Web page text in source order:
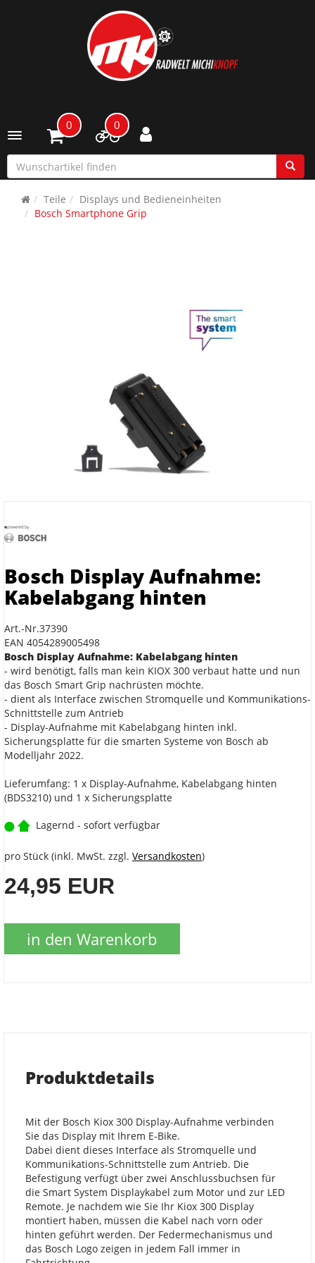
Toggle navigation
0 0
Teile
Displays und Bedieneinheiten
Bosch Smartphone Grip
Bosch Display Aufnahme:
Kabelabgang hinten
Art.-Nr.37390
EAN 4054289005498
Bosch Display Aufnahme: Kabelabgang hinten
- wird benötigt, falls man kein KIOX 300 verbaut hatte und nun
das Bosch Smart Grip nachrüsten möchte.
- dient als Interface zwischen Stromquelle und Kommunikations-
Schnittstelle zum Antrieb
- Display-Aufnahme mit Kabelabgang hinten inkl.
Sicherungsplatte für die smarten Systeme von Bosch ab
Modelljahr 2022.
Lieferumfang: 1 x Display-Aufnahme, Kabelabgang hinten
(BDS3210) und 1 x Sicherungsplatte
Lagernd - sofort verfügbar
pro Stück (inkl. MwSt. zzgl. Versandkosten)
24,95 EUR
in den Warenkorb
Produktdetails
Mit der Bosch Kiox 300 Display-Aufnahme verbinden
Sie das Display mit Ihrem E-Bike.
Dabei dient dieses Interface als Stromquelle und
Kommunikations-Schnittstelle zum Antrieb. Die
Befestigung verfügt über zwei Anschlussbuchsen für
die Smart System Displaykabel zum Motor und zur LED
Remote. Je nachdem wie Sie Ihr Kiox 300 Display
montiert haben, müssen die Kabel nach vorn oder
hinten geführt werden. Der Federmechanismus und
das Bosch Logo zeigen in jedem Fall immer in